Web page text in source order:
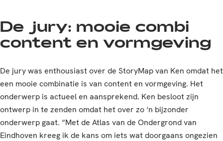
De jury: mooie combi
content en vormgeving
De jury was enthousiast over de StoryMap van Ken omdat het
een mooie combinatie is van content en vormgeving. Het
onderwerp is actueel en aansprekend. Ken besloot zijn
ontwerp in te zenden omdat het over zo ‘n bijzonder
onderwerp gaat. “Met de Atlas van de Ondergrond van
Eindhoven kreeg ik de kans om iets wat doorgaans ongezien